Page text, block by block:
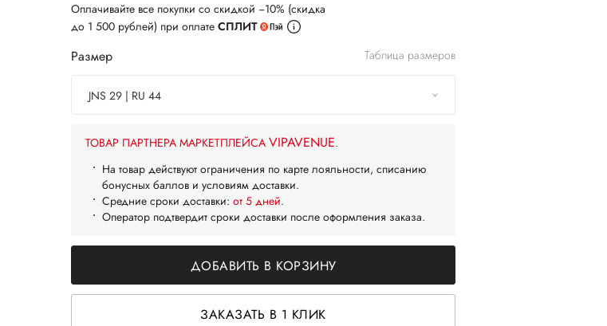
Оплачивайте все покупки со скидкой −10% (скидка
до 1 500 рублей) при оплате СПЛИТ
Размер Таблица размеров
JNS 29 | RU 44
ТОВАР ПАРТНЕРА МАРКЕТПЛЕЙСА VIPAVENUE.
На товар действуют ограничения по карте лояльности, списанию
бонусных баллов и условиям доставки.
Средние сроки доставки: от 5 дней.
Оператор подтвердит сроки доставки после оформления заказа.
ДОБАВИТЬ В КОРЗИНУ
ЗАКАЗАТЬ В 1 КЛИК